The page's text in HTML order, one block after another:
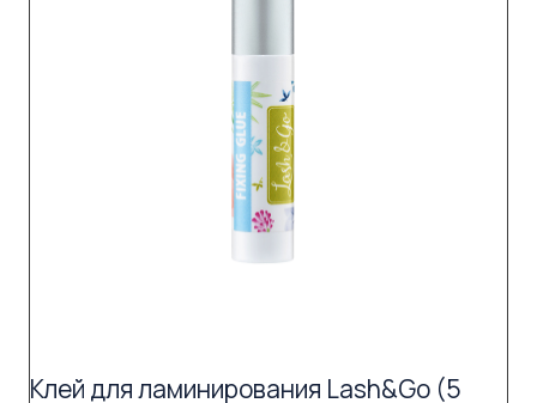
Клей для ламинирования Lash&Go (5